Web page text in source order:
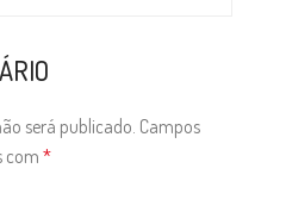
será publicado. Campos
com *